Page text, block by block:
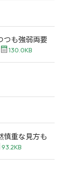
つも強弱両要
130.0KB
慎重な見方も
93.2KB